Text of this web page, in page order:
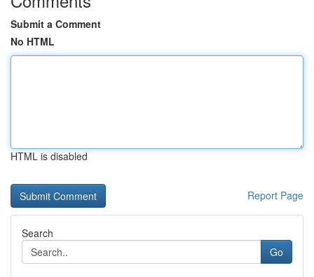
Submit a Comment
No HTML
HTML is disabled
Report Page
Search
Go